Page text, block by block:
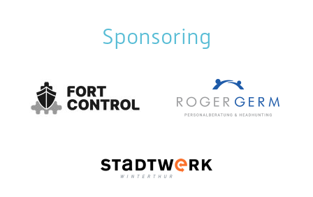
Sponsoring